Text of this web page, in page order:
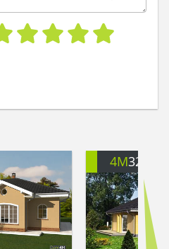
4M3252